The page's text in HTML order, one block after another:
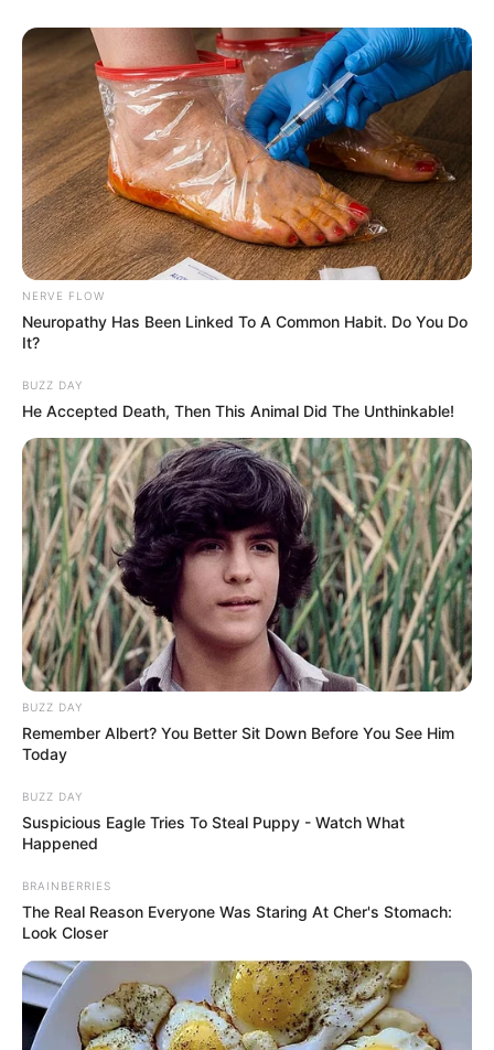
NERVE FLOW
Neuropathy Has Been Linked To A Common Habit. Do You Do
It?
BUZZ DAY
He Accepted Death, Then This Animal Did The Unthinkable!
BUZZ DAY
Remember Albert? You Better Sit Down Before You See Him
Today
BUZZ DAY
Suspicious Eagle Tries To Steal Puppy - Watch What
Happened
BRAINBERRIES
The Real Reason Everyone Was Staring At Cher's Stomach:
Look Closer